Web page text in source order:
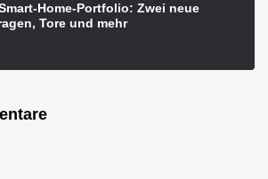
Home-Portfolio: Zwei neue
Tore und mehr